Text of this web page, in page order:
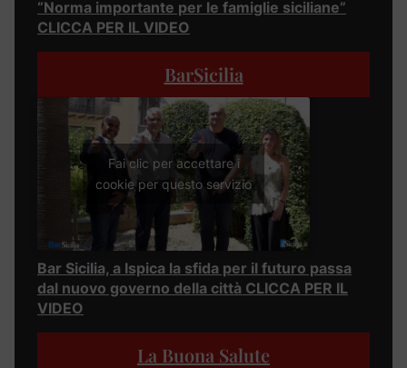
“Norma importante per le famiglie siciliane”
CLICCA PER IL VIDEO
BarSicilia
Fai clic per accettare i
cookie per questo servizio
Bar Sicilia, a Ispica la sfida per il futuro passa
dal nuovo governo della città CLICCA PER IL
VIDEO
La Buona Salute